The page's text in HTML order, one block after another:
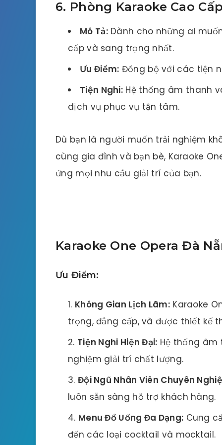
6. Phòng Karaoke Cao
Mô Tả:Dành cho những ai
cấp và sang trọng nhất.
Ưu Điểm: Đồng bộ với các tiện
Tiện Nghi: Hệ thống âm thanh
dịch vụ phục vụ tận tâm.
Dù bạn là người muốn trải nghiệm
cùng gia đình và bạn bè, Karaoke
ứng mọi nhu cầu giải trí của bạn.
Karaoke One Opera Đà